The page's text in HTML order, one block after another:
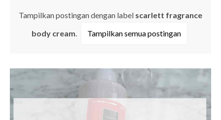
Tampilkan postingan dengan label scarlett fragrance
body cream
Tampilkan semua postingan